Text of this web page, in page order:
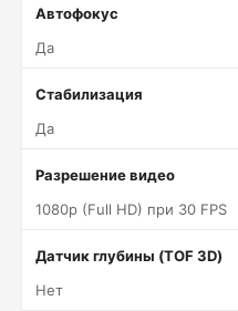
Автофокус
Да
Стабилизация
Да
Разрешение видео
1080p (Full HD) при 30 FPS
Датчик глубины (TOF 3D)
Нет